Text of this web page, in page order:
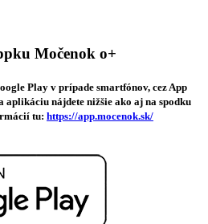
Močenok o+
Play v prípade smartfónov, cez App
aplikáciu nájdete nižšie ako aj na spodku
tu: https://app.mocenok.sk/